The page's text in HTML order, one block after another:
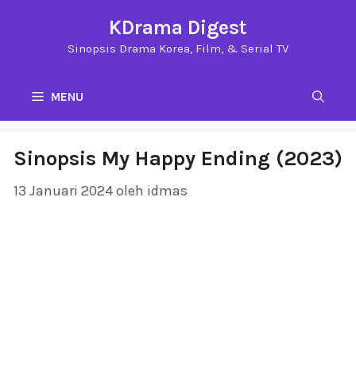
KDrama Digest
Sinopsis Drama Korea, Film, & Serial TV
MENU
Sinopsis My Happy Ending (2023)
13 Januari 2024oleh idmas